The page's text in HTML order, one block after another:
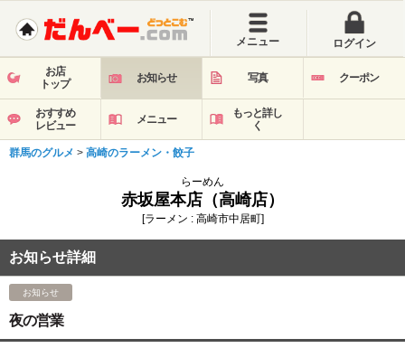
メニュー ログイン
お店
トップ
お知らせ 写真 クーポン
おすすめ
レビュー
メニュー
もっと詳し
く
群馬のグルメ > 高崎のラーメン・餃子
らーめん
赤坂屋本店（高崎店）
[ラーメン : 高崎市中居町]
お知らせ詳細
お知らせ
夜の営業